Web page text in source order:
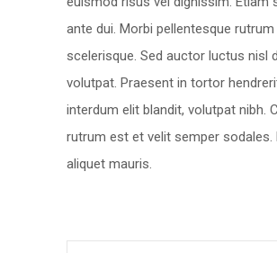
ante dui. Morbi pellentesque rutrum
scelerisque. Sed auctor luctus nisl
volutpat. Praesent in tortor
interdum elit blandit, volutpat nibh.
rutrum est et velit semper sodales.
aliquet mauris.